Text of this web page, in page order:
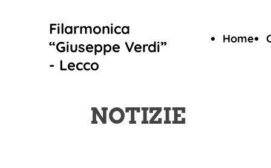
Filarmonica
“Giuseppe Verdi”
- Lecco
Home
NOTIZIE